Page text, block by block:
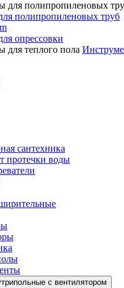
полипропиленовых труб
опрессовки
сантехника
протечки воды
с вентилятором